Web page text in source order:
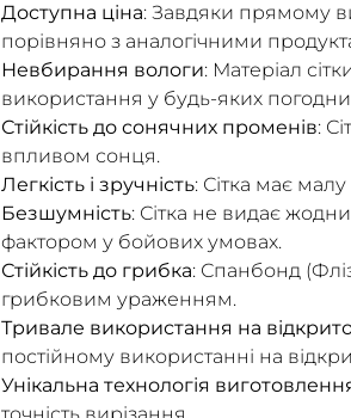
Доступна ціна: Завдяки прямому
порівняно з аналогічними
Невбирання вологи: Матеріал
використання у будь-яких
Стійкість до сонячних променів:
впливом сонця.
Легкість і зручність: Сітка має
Безшумність: Сітка не видає
фактором у бойових умовах.
Стійкість до грибка: Спанбонд
грибковим ураженням.
Тривале використання на
постійному використанні на
Унікальна технологія